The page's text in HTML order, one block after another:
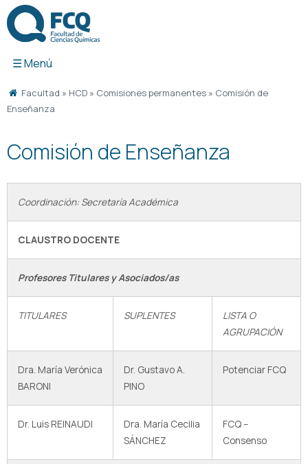
contenido
Facultad » HCD » Comisiones permanentes » Comisión de
Enseñanza
Comisión de Enseñanza
Coordinación: Secretaría Académica
CLAUSTRO DOCENTE
Profesores Titulares y Asociados/as
TITULARES SUPLENTES
LISTA O
AGRUPACIÓN
Dra. María Verónica
BARONI
Dr. Gustavo A.
PINO
Potenciar FCQ
Dr. Luis REINAUDI
Dra. María Cecilia
SÁNCHEZ
FCQ –
Consenso